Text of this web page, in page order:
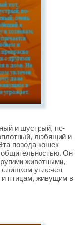
и шустрый, по-
любящий и
порода кошек
Он
животными,
увлечен
и птицам, живущим в